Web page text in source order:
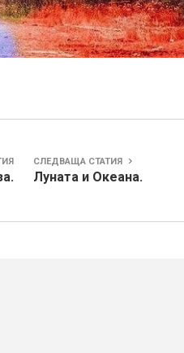
СЛЕДВАЩА СТАТИЯ
Луната и Океана.